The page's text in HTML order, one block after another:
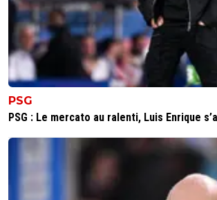
PSG
PSG : Le mercato au ralenti, Luis Enrique